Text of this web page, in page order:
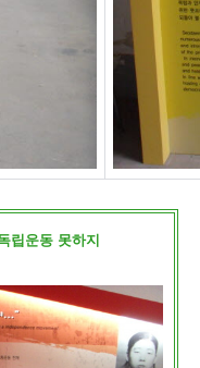
립운동 못하지